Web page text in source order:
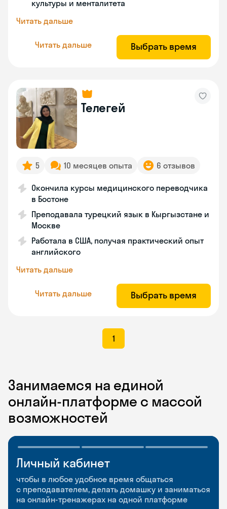
культуры и менталитета
Читать дальше
Читать дальше Выбрать время
Телегей
5 10 месяцев опыта 6 отзывов
Окончила курсы медицинского переводчика
в Бостоне
Преподавала турецкий язык в Кыргызстане и
Москве
Работала в США, получая практический опыт
английского
Читать дальше
Читать дальше Выбрать время
1
Занимаемся на единой
онлайн-платформе с массой
возможностей
Личный кабинет
чтобы в любое удобное время общаться
с преподавателем, делать домашку и заниматься
на онлайн-тренажерах на одной платформе
Мобильное
приложение
чтобы заниматься и изучать новые слова где
и когда удобно
Разговорные клубы
и Talks
Групповые занятия для разговорной практики
и индивидуальные встречи с преподавателями